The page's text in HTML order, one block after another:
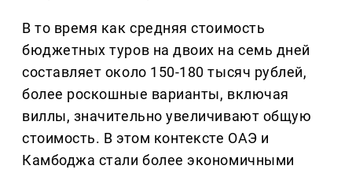
В то время как средняя стоимость
бюджетных туров на двоих на семь дней
составляет около 150-180 тысяч рублей,
более роскошные варианты, включая
виллы, значительно увеличивают общую
стоимость. В этом контексте ОАЭ и
Камбоджа стали более экономичными